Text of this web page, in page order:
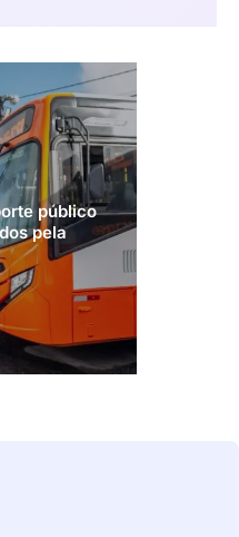
público
pela